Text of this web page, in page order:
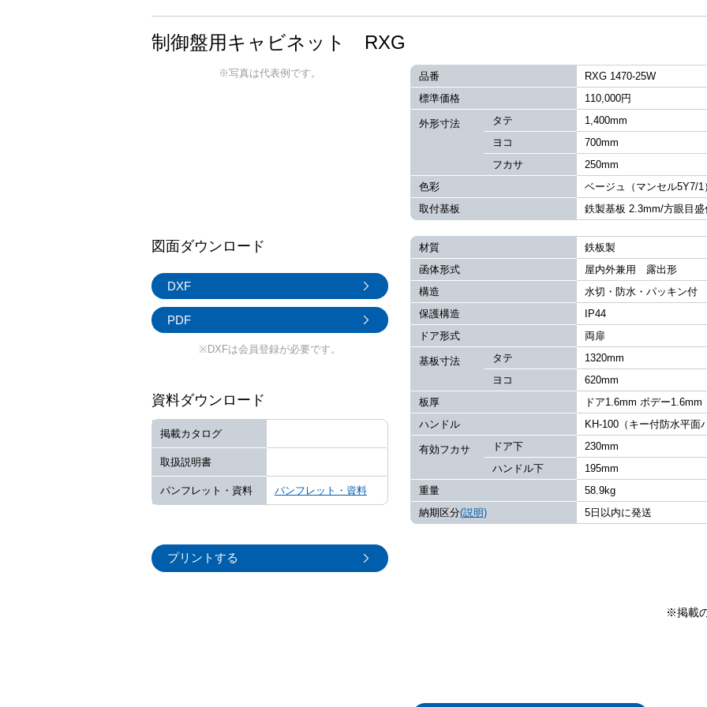
制御盤用キャビネット RXG
※写真は代表例です。 品番
RXG 1470-25W
標準価格
110,000円
外形寸法 タテ
1,400mm
ヨコ
700mm
フカサ
250mm
色彩
ベージュ（マンセル5Y7/1
取付基板
鉄製基板 2.3mm/方眼目盛
図面ダウンロード
DXF
PDF
※DXFは会員登録が必要です。
資料ダウンロード
掲載カタログ
取扱説明書
パンフレット・資料 パンフレット・資料
プリントする
材質
鉄板製
函体形式
屋内外兼用 露出形
構造
水切・防水・パッキン付
保護構造
IP44
ドア形式
両扉
基板寸法 タテ
1320mm
ヨコ
620mm
板厚
ドア1.6mm ボデー1.6mm
ハンドル
KH-100（キー付防水平面
有効フカサ ドア下
230mm
ハンドル下
195mm
重量
58.9kg
納期区分(説明) 5日以内に発送
※掲載